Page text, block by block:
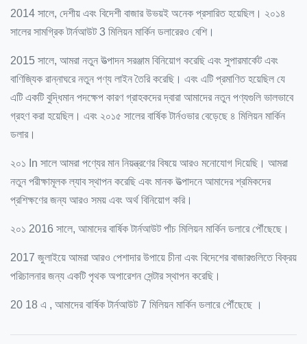
2014 সালে, দেশীয় এবং বিদেশী বাজার উভয়ই অনেক প্রসারিত হয়েছিল। ২০১৪
সালের সামগ্রিক টার্নআউট 3 মিলিয়ন মার্কিন ডলারেরও বেশি।
2015 সালে, আমরা নতুন উত্পাদন সরঞ্জাম বিনিয়োগ করেছি এবং সুপারমার্কেট এবং
বাণিজ্যিক রান্নাঘরে নতুন পণ্য লাইন তৈরি করেছি। এবং এটি প্রমাণিত হয়েছিল যে
এটি একটি বুদ্ধিমান পদক্ষেপ কারণ গ্রাহকদের দ্বারা আমাদের নতুন পণ্যগুলি ভালভাবে
গ্রহণ করা হয়েছিল। এবং ২০১৫ সালের বার্ষিক টার্নওভার বেড়েছে ৪ মিলিয়ন মার্কিন
ডলার।
২০১ In সালে আমরা পণ্যের মান নিয়ন্ত্রণের বিষয়ে আরও মনোযোগ দিয়েছি। আমরা
নতুন পরীক্ষামূলক ল্যাব স্থাপন করেছি এবং মানক উত্পাদনে আমাদের শ্রমিকদের
প্রশিক্ষণের জন্য আরও সময় এবং অর্থ বিনিয়োগ করি।
২০১ 2016 সালে, আমাদের বার্ষিক টার্নআউট পাঁচ মিলিয়ন মার্কিন ডলারে পৌঁছেছে।
2017 জুলাইয়ে আমরা আরও পেশাদার উপায়ে চীনা এবং বিদেশের বাজারগুলিতে বিক্রয়
পরিচালনার জন্য একটি পৃথক অপারেশন সেন্টার স্থাপন করেছি।
20 18 এ , আমাদের বার্ষিক টার্নআউট 7 মিলিয়ন মার্কিন ডলারে পৌঁছেছে ।